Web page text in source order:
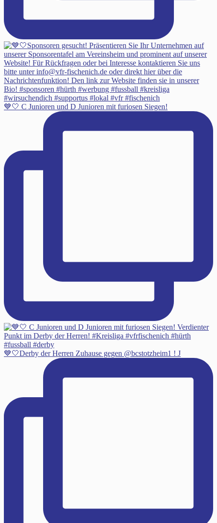
💙🤍 C Junioren und D Junioren mit furiosen Siegen!
💙🤍Derby der Herren Zuhause gegen @bcstotzheim1 ! J